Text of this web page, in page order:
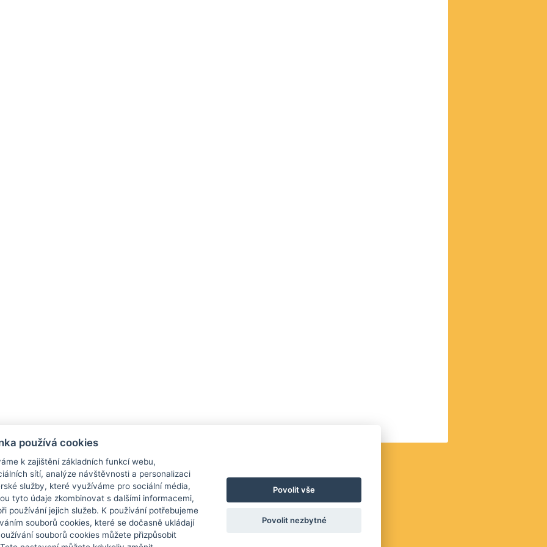
a platba
aktuality
zásilek
Obchodní podmínky
Obchodní podmínky
Reklamace
Výměna zboží
Odstoupení od kupní smlouvy
Ochrana osobních údajů
Sledování zásilek
používá cookies
k zajištění základních funkcí webu,
sítí, analýze návštěvnosti a personalizaci
služby, které využíváme pro sociální média,
tyto údaje zkombinovat s dalšími informacemi,
používání jejich služeb. K používání potřebujeme
souborů cookies, které se dočasně ukládají
souborů cookies můžete přizpůsobit
Povolit vše
Povolit nezbytné